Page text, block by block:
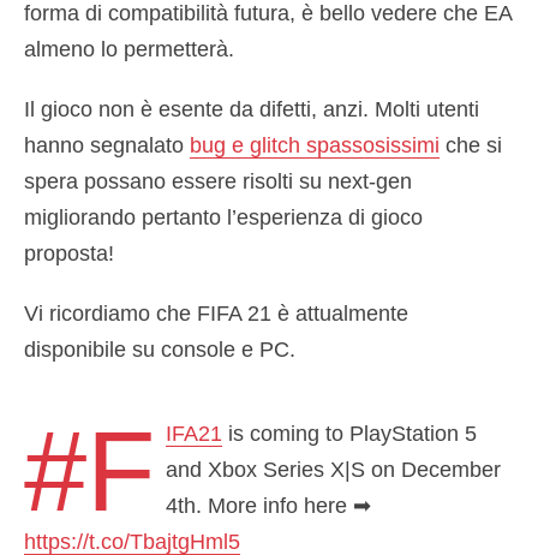
forma di compatibilità futura, è bello vedere che EA
almeno lo permetterà.
Il gioco non è esente da difetti, anzi. Molti utenti
hanno segnalato bug e glitch spassosissimi che si
spera possano essere risolti su next-gen
migliorando pertanto l’esperienza di gioco
proposta!
Vi ricordiamo che FIFA 21 è attualmente
disponibile su console e PC.
#F IFA21 is coming to PlayStation 5
and Xbox Series X|S on December
4th. More info here ➡
https://t.co/TbajtgHml5